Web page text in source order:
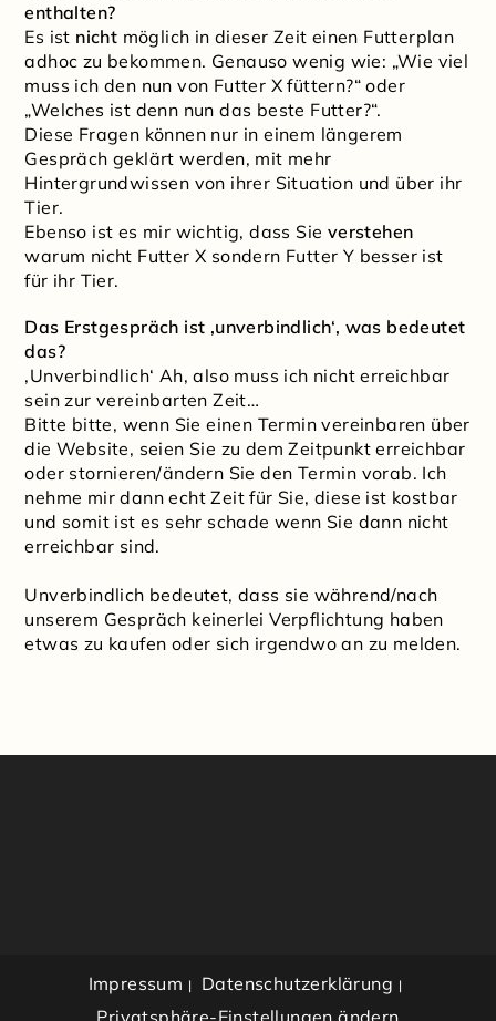
enthalten?
Es ist nicht möglich in dieser Zeit einen Futterplan
adhoc zu bekommen. Genauso wenig wie: „Wie viel
muss ich den nun von Futter X füttern?“ oder
„Welches ist denn nun das beste Futter?“.
Diese Fragen können nur in einem längerem
Gespräch geklärt werden, mit mehr
Hintergrundwissen von ihrer Situation und über ihr
Tier.
Ebenso ist es mir wichtig, dass Sie verstehen
warum nicht Futter X sondern Futter Y besser ist
für ihr Tier.
Das Erstgespräch ist ‚unverbindlich‘, was bedeutet
das?
‚Unverbindlich‘ Ah, also muss ich nicht erreichbar
sein zur vereinbarten Zeit…
Bitte bitte, wenn Sie einen Termin vereinbaren über
die Website, seien Sie zu dem Zeitpunkt erreichbar
oder stornieren/ändern Sie den Termin vorab. Ich
nehme mir dann echt Zeit für Sie, diese ist kostbar
und somit ist es sehr schade wenn Sie dann nicht
erreichbar sind.
Unverbindlich bedeutet, dass sie während/nach
unserem Gespräch keinerlei Verpflichtung haben
etwas zu kaufen oder sich irgendwo an zu melden.
Impressum
Datenschutzerklärung
Privatsphäre-Einstellungen ändern